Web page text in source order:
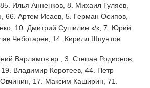
Илья Анненков, 8. Михаил Гуляев,
66. Артем Исаев, 5. Герман Осипов,
10. Дмитрий Сушилин к/к, 7. Юрий
Чеботарев, 14. Кирилл Шпунтов
Варламов вр., 3. Степан Родионов,
Владимир Коротеев, 44. Петр
17. Максим Каширин, 71.